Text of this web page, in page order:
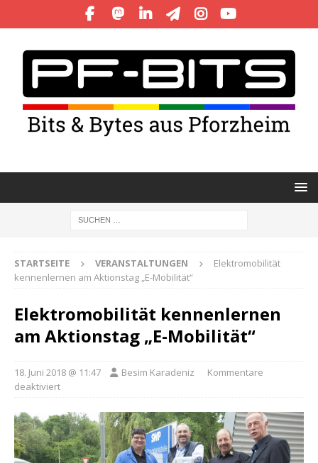
STARTSEITE VERANSTALTUNGEN
Elektromobilität
kennenlernen am Aktionstag „E-Mobilität“
Elektromobilität kennenlernen
am Aktionstag „E-Mobilität“
18. Juni 2018 @ 11:47 Besim Karadeniz
Kommentare
deaktiviert